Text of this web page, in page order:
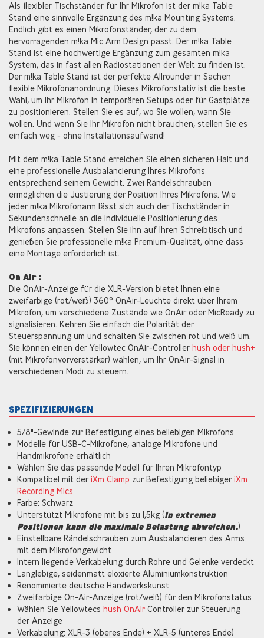
Als flexibler Tischständer für Ihr Mikrofon ist der m!ka Table
Stand eine sinnvolle Ergänzung des m!ka Mounting Systems.
Endlich gibt es einen Mikrofonständer, der zu dem
hervorragenden m!ka Mic Arm Design passt. Der m!ka Table
Stand ist eine hochwertige Ergänzung zum gesamten m!ka
System, das in fast allen Radiostationen der Welt zu finden ist.
Der m!ka Table Stand ist der perfekte Allrounder in Sachen
flexible Mikrofonanordnung. Dieses Mikrofonstativ ist die beste
Wahl, um Ihr Mikrofon in temporären Setups oder für Gastplätze
zu positionieren. Stellen Sie es auf, wo Sie wollen, wann Sie
wollen. Und wenn Sie Ihr Mikrofon nicht brauchen, stellen Sie es
einfach weg - ohne Installationsaufwand!
Mit dem m!ka Table Stand erreichen Sie einen sicheren Halt und
eine professionelle Ausbalancierung Ihres Mikrofons
entsprechend seinem Gewicht. Zwei Rändelschrauben
ermöglichen die Justierung der Position Ihres Mikrofons. Wie
jeder m!ka Mikrofonarm lässt sich auch der Tischständer in
Sekundenschnelle an die individuelle Positionierung des
Mikrofons anpassen. Stellen Sie ihn auf Ihren Schreibtisch und
genießen Sie professionelle m!ka Premium-Qualität, ohne dass
eine Montage erforderlich ist.
On Air :
Die OnAir-Anzeige für die XLR-Version bietet Ihnen eine
zweifarbige (rot/weiß) 360° OnAir-Leuchte direkt über Ihrem
Mikrofon, um verschiedene Zustände wie OnAir oder MicReady zu
signalisieren. Kehren Sie einfach die Polarität der
Steuerspannung um und schalten Sie zwischen rot und weiß um.
Sie können einen der Yellowtec OnAir-Controller hush oder hush+
(mit Mikrofonvorverstärker) wählen, um Ihr OnAir-Signal in
verschiedenen Modi zu steuern.
SPEZIFIZIERUNGEN
5/8"-Gewinde zur Befestigung eines beliebigen Mikrofons
Modelle für USB-C-Mikrofone, analoge Mikrofone und
Handmikrofone erhältlich
Wählen Sie das passende Modell für Ihren Mikrofontyp
Kompatibel mit deriXm Clamp zur Befestigung beliebigeriXm
Recording Mics
Farbe: Schwarz
Unterstützt Mikrofone mit bis zu 1,5kg (In extremen
Positionen kann die maximale Belastung abweichen.)
Einstellbare Rändelschrauben zum Ausbalancieren des Arms
mit dem Mikrofongewicht
Intern liegende Verkabelung durch Rohre und Gelenke verdeckt
Langlebige, seidenmatt eloxierte Aluminiumkonstruktion
Renommierte deutsche Handwerkskunst
Zweifarbige On-Air-Anzeige (rot/weiß) für den Mikrofonstatus
Wählen Sie Yellowtecshush OnAir Controller zur Steuerung
der Anzeige
Verkabelung: XLR-3 (oberes Ende) + XLR-5 (unteres Ende)